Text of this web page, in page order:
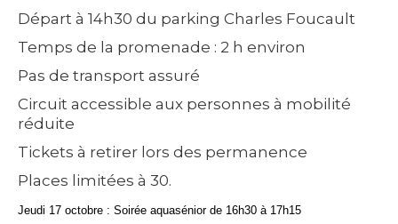
Départ à 14h30 du parking Charles Foucault
Temps de la promenade : 2 h environ
Pas de transport assuré
Circuit accessible aux personnes à mobilité
réduite
Tickets à retirer lors des permanence
Places limitées à 30.
Jeudi 17 octobre : Soirée aquaséniorde 16h30 à 17h15